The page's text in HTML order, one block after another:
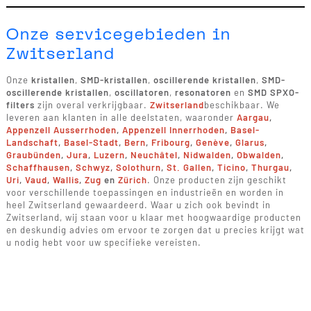
Onze servicegebieden in
Zwitserland
Onze kristallen, SMD-kristallen, oscillerende kristallen, SMD-
oscillerende kristallen, oscillatoren, resonatoren en SMD SPXO-
filters zijn overal verkrijgbaar. Zwitserlandbeschikbaar. We
leveren aan klanten in alle deelstaten, waaronder Aargau,
Appenzell Ausserrhoden, Appenzell Innerrhoden, Basel-
Landschaft, Basel-Stadt, Bern, Fribourg, Genève, Glarus,
Graubünden, Jura, Luzern, Neuchâtel, Nidwalden, Obwalden,
Schaffhausen, Schwyz, Solothurn, St. Gallen, Ticino, Thurgau,
Uri, Vaud, Wallis, Zug en Zürich. Onze producten zijn geschikt
voor verschillende toepassingen en industrieën en worden in
heel Zwitserland gewaardeerd. Waar u zich ook bevindt in
Zwitserland, wij staan voor u klaar met hoogwaardige producten
en deskundig advies om ervoor te zorgen dat u precies krijgt wat
u nodig hebt voor uw specifieke vereisten.